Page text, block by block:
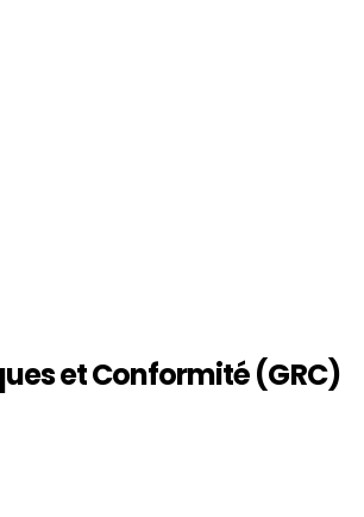
et Conformité (GRC)